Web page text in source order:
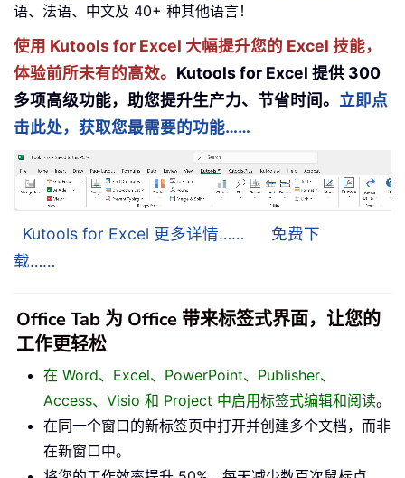
语、法语、中文及 40+ 种其他语言！
使用 Kutools for Excel 大幅提升您的 Excel 技能，
体验前所未有的高效。 Kutools for Excel 提供 300
多项高级功能，助您提升生产力、节省时间。 立即点
击此处，获取您最需要的功能……
Kutools for Excel 更多详情……
免费下
载……
Office Tab 为 Office 带来标签式界面，让您的
工作更轻松
在 Word、Excel、PowerPoint、Publisher、
Access、Visio 和 Project 中启用标签式编辑和阅读。
在同一个窗口的新标签页中打开并创建多个文档，而非
在新窗口中。